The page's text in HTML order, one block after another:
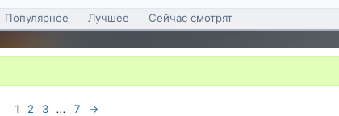
Популярное Лучшее Сейчас смотрят
1 2 3 ... 7 →